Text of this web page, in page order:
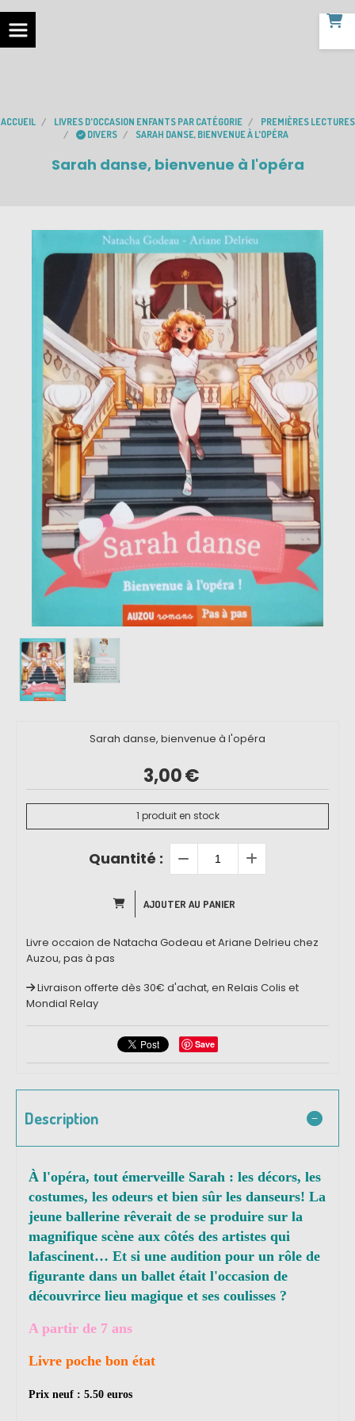
ACCUEIL LIVRES D'OCCASION ENFANTS PAR CATÉGORIE
PREMIÈRES LECTURES
DIVERS
SARAH DANSE, BIENVENUE À L'OPÉRA
Sarah danse, bienvenue à l'opéra
Sarah danse, bienvenue à l'opéra
3,00€
1 produit en stock
Quantité :
AJOUTER AU PANIER
Livre occaion de Natacha Godeau et Ariane Delrieu chez
Auzou, pas à pas
Livraison offerte dès 30€ d'achat, en Relais Colis et
Mondial Relay
Save
Description
À l'opéra, tout émerveille Sarah : les décors, les
costumes, les odeurs et bien sûr les danseurs! La
jeune ballerine rêverait de se produire sur la
magnifique scène aux côtés des artistes qui
lafascinent… Et si une audition pour un rôle de
figurante dans un ballet était l'occasion de
découvrirce lieu magique et ses coulisses ?
A partir de 7 ans
Livre poche bon état
Prix neuf : 5.50 euros